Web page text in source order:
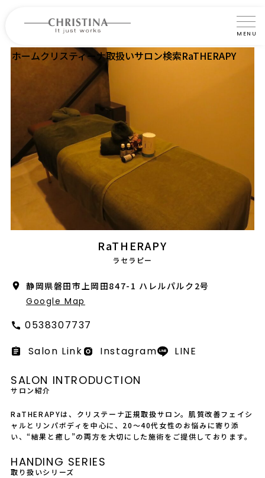
MENU
クリスティーナについて
製品の使い方
サロントリートメント
サロン検索
よくあるご質問
認定インストラクター・トレーナー紹介
採用情報
製品導入について
お問い合わせ
プライバシーポリシー
ホームクリスティーナ取扱いサロン検索RaTHERAPY
RaTHERAPY
ラセラピー
静岡県磐田市上岡田847-1 ハレルパルク2号
Google Map
0538307737
Salon Link
Instagram LINE
SALON INTRODUCTION
サロン紹介
RaTHERAPYは、クリステーナ正規取扱サロン。肌質改善フェイシ
ャルとリンパボディを中心に、20〜40代女性のお悩みに寄り添
い、“結果と癒し”の両方を大切にした施術をご提供しております。
HANDING SERIES
取り扱いシリーズ